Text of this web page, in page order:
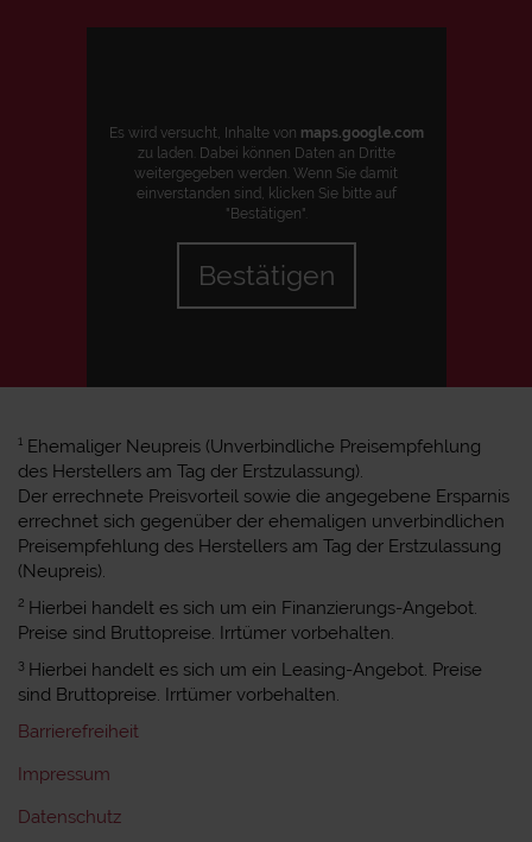
Es wird versucht, Inhalte von maps.google.com
zu laden. Dabei können Daten an Dritte
weitergegeben werden. Wenn Sie damit
einverstanden sind, klicken Sie bitte auf
"Bestätigen".
Bestätigen
1 Ehemaliger Neupreis (Unverbindliche Preisempfehlung
des Herstellers am Tag der Erstzulassung).
Der errechnete Preisvorteil sowie die angegebene Ersparnis
errechnet sich gegenüber der ehemaligen unverbindlichen
Preisempfehlung des Herstellers am Tag der Erstzulassung
(Neupreis).
2 Hierbei handelt es sich um ein Finanzierungs-Angebot.
Preise sind Bruttopreise. Irrtümer vorbehalten.
3 Hierbei handelt es sich um ein Leasing-Angebot. Preise
sind Bruttopreise. Irrtümer vorbehalten.
Barrierefreiheit
Impressum
Datenschutz